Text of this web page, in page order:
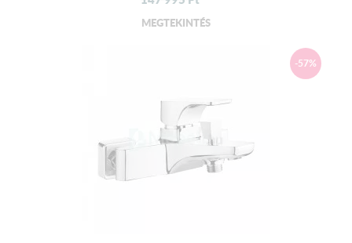
MEGTEKINTÉS
-57%